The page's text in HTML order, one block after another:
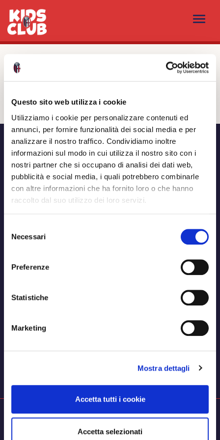
Questo sito web utilizza i cookie
Utilizziamo i cookie per personalizzare contenuti ed
annunci, per fornire funzionalità dei social media e per
analizzare il nostro traffico. Condividiamo inoltre
informazioni sul modo in cui utilizza il nostro sito con i
nostri partner che si occupano di analisi dei dati web,
pubblicità e social media, i quali potrebbero combinarle
con altre informazioni che ha fornito loro o che hanno
raccolto dal suo utilizzo dei loro servizi.
delNecessari
Preferenze
Statistiche
Marketing
Mostra dettagli
Accetta tutti i cookie
Accetta selezionati
NEWS
KIA